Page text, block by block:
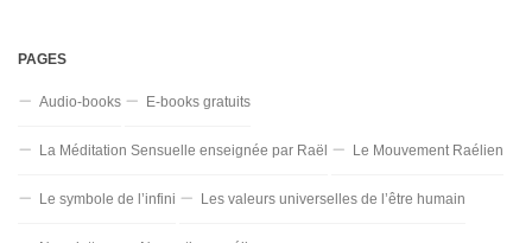
PAGES
Audio-books E-books gratuits
La Méditation Sensuelle enseignée par Raël Le Mouvement Raélien
Le symbole de l’infini Les valeurs universelles de l’être humain